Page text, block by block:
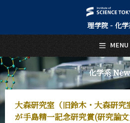
理学院 - 化学
化学系
大森研究室（旧鈴木・大森研究
が手島精一記念研究賞(研究論
MENU
日本語
トップページ
Top Page
化学系について
About Us
教育
Education